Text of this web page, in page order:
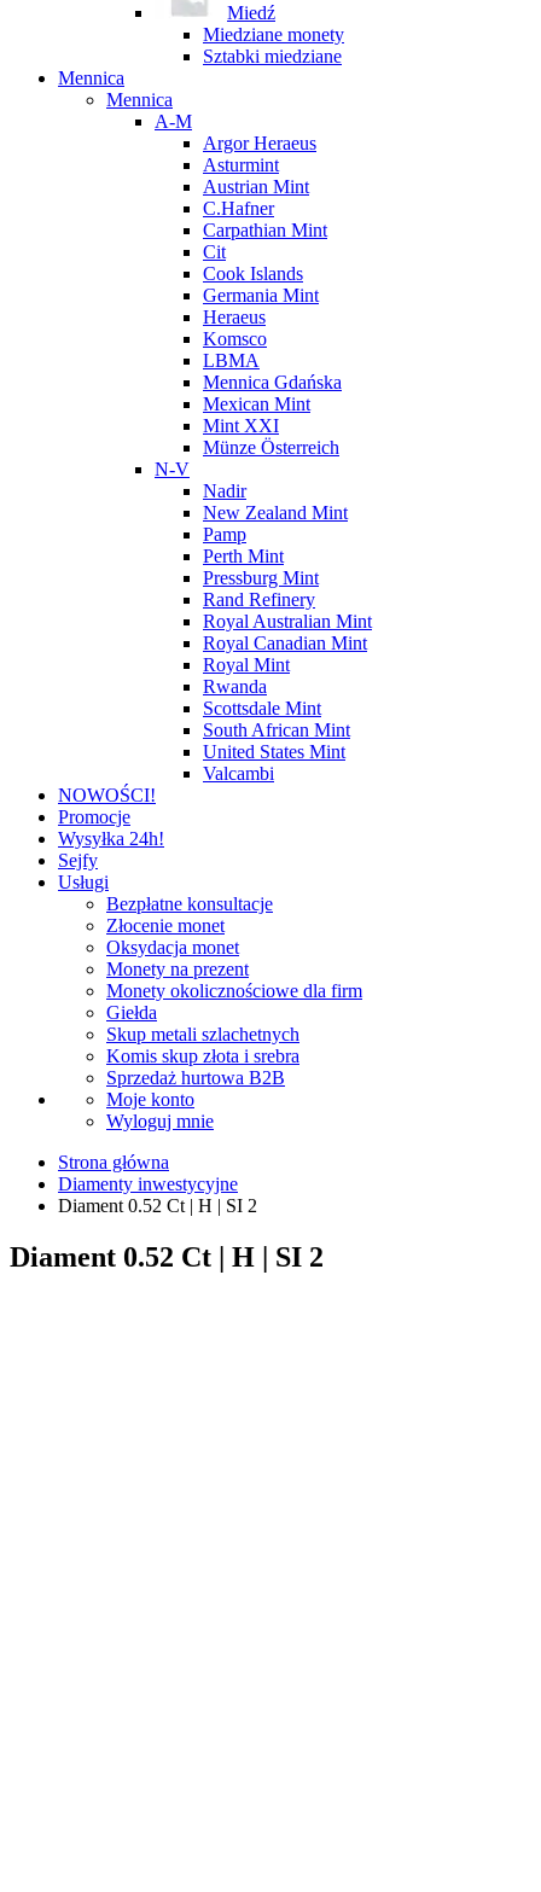
Miedź
Miedziane monety
Sztabki miedziane
Mennica
Mennica
A-M
Argor Heraeus
Asturmint
Austrian Mint
C.Hafner
Carpathian Mint
Cit
Cook Islands
Germania Mint
Heraeus
Komsco
LBMA
Mennica Gdańska
Mexican Mint
Mint XXI
Münze Österreich
N-V
Nadir
New Zealand Mint
Pamp
Perth Mint
Pressburg Mint
Rand Refinery
Royal Australian Mint
Royal Canadian Mint
Royal Mint
Rwanda
Scottsdale Mint
South African Mint
United States Mint
Valcambi
NOWOŚCI!
Promocje
Wysyłka 24h!
Sejfy
Usługi
Bezpłatne konsultacje
Złocenie monet
Oksydacja monet
Monety na prezent
Monety okolicznościowe dla firm
Giełda
Skup metali szlachetnych
Komis skup złota i srebra
Sprzedaż hurtowa B2B
Moje konto
Wyloguj mnie
Strona główna
Diamenty inwestycyjne
Diament 0.52 Ct | H | SI 2
Diament 0.52 Ct | H | SI 2